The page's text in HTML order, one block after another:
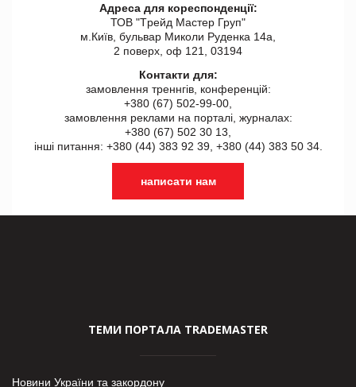
Адреса для кореспонденції:
ТОВ "Tрейд Мастер Груп"
м.Київ, бульвар Миколи Руденка 14а,
2 поверх, оф 121, 03194
Контакти для:
замовлення треннгів, конференцій:
+380 (67) 502-99-00,
замовлення реклами на порталі, журналах:
+380 (67) 502 30 13,
інші питання: +380 (44) 383 92 39, +380 (44) 383 50 34.
написати нам
ТЕМИ ПОРТАЛА TRADEMASTER
Новини України та закордону